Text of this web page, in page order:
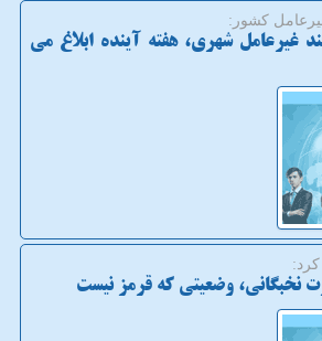
كشور:
غیرعامل شهری، هفته آینده ابلاغ می
كرد:
نخبگانی، وضعیتی كه قرمز نیست